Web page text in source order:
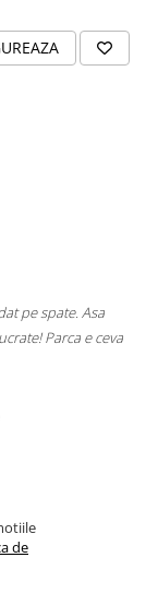
pe spate. Asa
Parca e ceva
de